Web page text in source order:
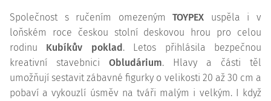
Společnost s ručením omezeným TOYPEX uspěla i v
loňském roce českou stolní deskovou hrou pro celou
rodinu Kubíkův poklad. Letos přihlásila bezpečnou
kreativní stavebnici Obludárium. Hlavy a části těl
umožňují sestavit zábavné figurky o velikosti 20 až 30 cm a
pobaví a vykouzlí úsměv na tváři malým i velkým. I když